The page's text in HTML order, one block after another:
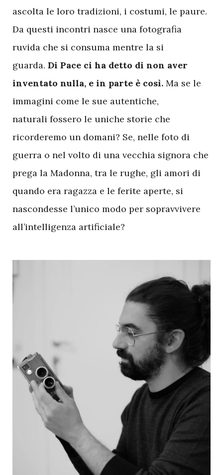
ascolta le loro tradizioni, i costumi, le paure.
Da questi incontri nasce una fotografia
ruvida che si consuma mentre la si
guarda. Di Pace ci ha detto di non aver
inventato nulla, e in parte è così. Ma se le
immagini come le sue autentiche,
naturali fossero le uniche storie che
ricorderemo un domani? Se, nelle foto di
guerra o nel volto di una vecchia signora che
prega la Madonna, tra le rughe, gli amori di
quando era ragazza e le ferite aperte, si
nascondesse l’unico modo per sopravvivere
all’intelligenza artificiale?